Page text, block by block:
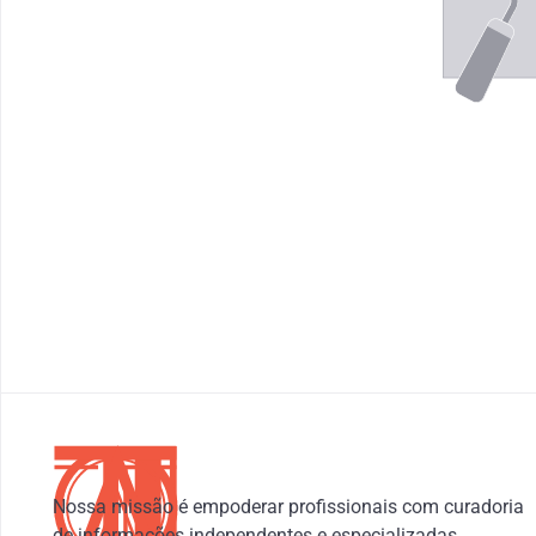
Nossa missão é empoderar profissionais com curadoria